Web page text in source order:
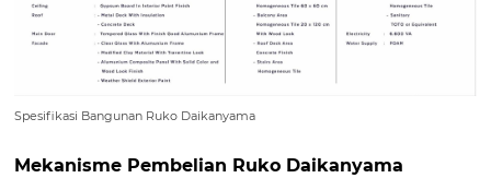
Spesifikasi Bangunan Ruko Daikanyama
Mekanisme Pembelian Ruko Daikanyama